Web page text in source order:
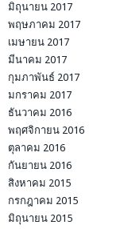
มิถุนายน 2017
พฤษภาคม 2017
เมษายน 2017
มีนาคม 2017
กุมภาพันธ์ 2017
มกราคม 2017
ธันวาคม 2016
พฤศจิกายน 2016
ตุลาคม 2016
กันยายน 2016
สิงหาคม 2015
กรกฎาคม 2015
มิถุนายน 2015